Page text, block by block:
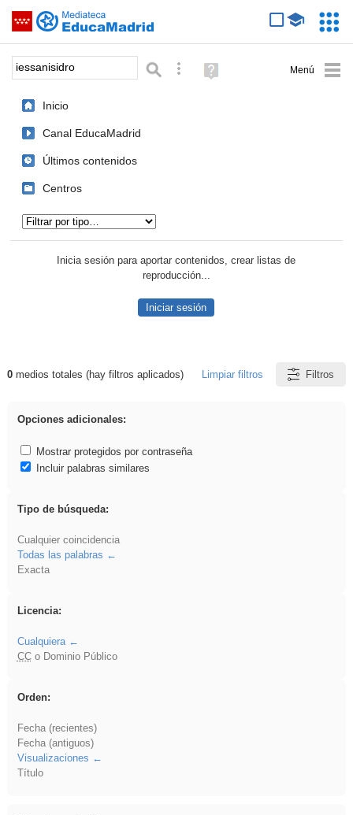
Saltar navegación
Palabra o frase: Búsqueda avanzada
Ayuda
(en
Inicio
Canal EducaMadrid
Últimos contenidos
Centros
Inicia sesión para aportar contenidos, crear listas de
reproducción...
Iniciar sesión
Resultados de: iessanisidro
0medios totales (hay filtros aplicados) Limpiar filtros Filtros
Opciones adicionales:
Mostrar protegidos por contraseña
Incluir palabras similares
Tipo de búsqueda:
Cualquier coincidencia
Todas las palabras
Exacta
Licencia:
Cualquiera
CCo Dominio Público
Orden:
Fecha (recientes)
Fecha (antiguos)
Visualizaciones
Título